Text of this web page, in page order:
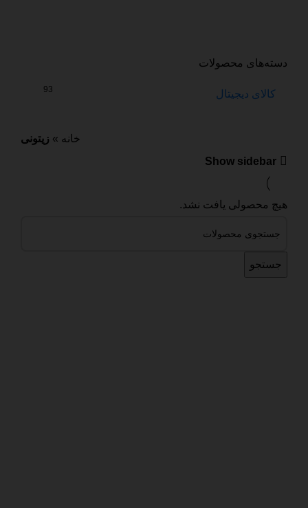
دسته‌های محصولات
کالای دیجیتال 93
خانه » زیتونی
Show sidebar
هیچ محصولی یافت نشد.
جستجو